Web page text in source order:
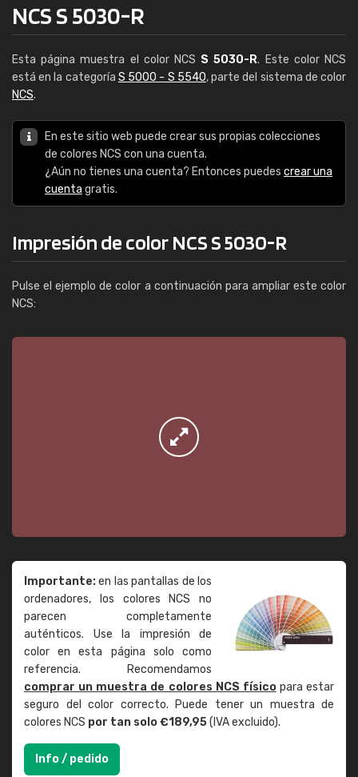
NCS S 5030-R
Esta página muestra el color NCS S 5030-R. Este color NCS
está en la categoría S 5000 - S 5540, parte del sistema de color
NCS.
En este sitio web puede crear sus propias colecciones
de colores NCS con una cuenta.
¿Aún no tienes una cuenta? Entonces puedes crear una
cuenta gratis.
Impresión de color NCS S 5030-R
Pulse el ejemplo de color a continuación para ampliar este color
NCS:
Importante:en las pantallas de los
ordenadores, los colores NCS no
parecen completamente
auténticos. Use la impresión de
color en esta página solo como
referencia. Recomendamos
comprar un muestra de colores NCS físicopara estar
seguro del color correcto. Puede tener un muestra de
colores NCS por tan solo €189,95(IVA excluido).
Info / pedido